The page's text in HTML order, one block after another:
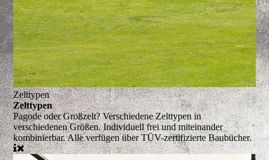
Zelttypen
Zelttypen
Pagode oder Großzelt?Verschiedene Zelttypen in
verschiedenen Größen. Individuell frei und miteinander
kombinierbar. Alle verfügen über TÜV-zertifizierte Baubücher.